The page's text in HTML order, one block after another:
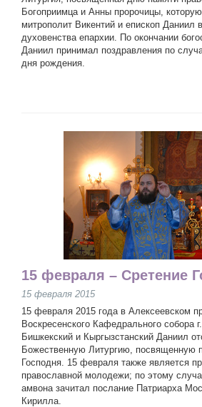
Богоприимца и Анны пророчицы,
митрополит Викентий и епископ Даниил
духовенства епархии. По окончании
Даниил принимал поздравления по
дня рождения.
15 февраля – Сретение
15 февраля 2015
15 февраля 2015 года в Алексеевском
Воскресенского Кафедрального собора
Бишкекский и Кыргызстанский Даниил
Божественную Литургию, посвященную
Господня. 15 февраля также является
православной молодежи; по этому
амвона зачитал послание Патриарха
Кирилла.